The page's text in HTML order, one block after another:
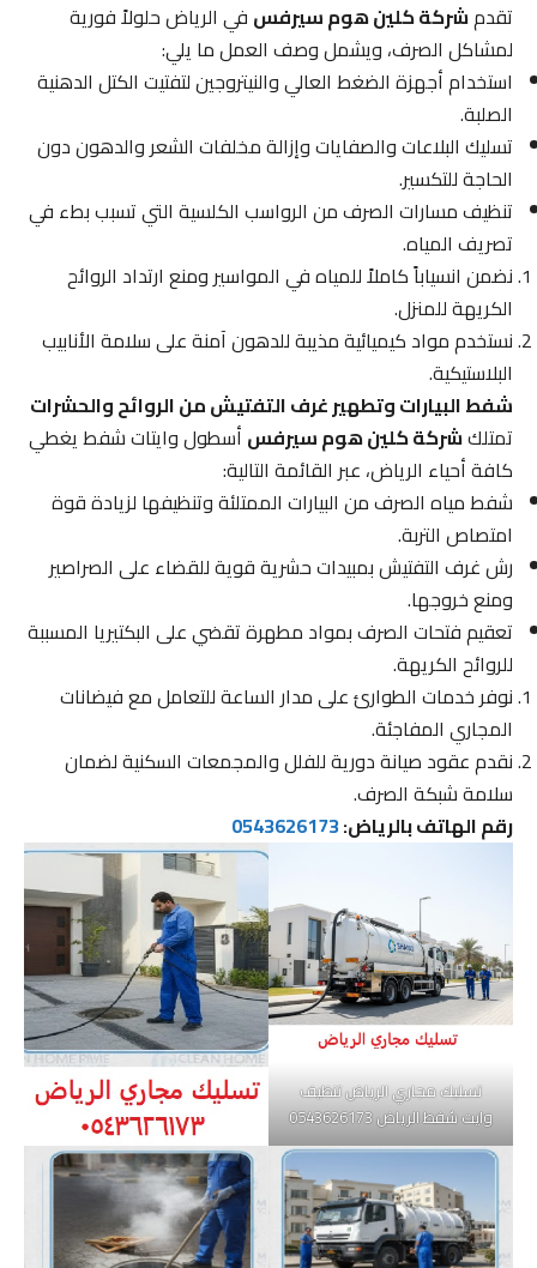
تقدمشركة كلين هوم سيرفسفي الرياض حلولاً فورية
لمشاكل الصرف، ويشمل وصف العمل ما يلي:
استخدام أجهزة الضغط العالي والنيتروجين لتفتيت الكتل الدهنية
الصلبة.
تسليك البلاعات والصفايات وإزالة مخلفات الشعر والدهون دون
الحاجة للتكسير.
تنظيف مسارات الصرف من الرواسب الكلسية التي تسبب بطء في
تصريف المياه.
نضمن انسياباً كاملاً للمياه في المواسير ومنع ارتداد الروائح
الكريهة للمنزل.
نستخدم مواد كيميائية مذيبة للدهون آمنة على سلامة الأنابيب
البلاستيكية.
شفط البيارات وتطهير غرف التفتيش من الروائح والحشرات
تمتلكشركة كلين هوم سيرفسأسطول وايتات شفط يغطي
كافة أحياء الرياض، عبر القائمة التالية:
شفط مياه الصرف من البيارات الممتلئة وتنظيفها لزيادة قوة
امتصاص التربة.
رش غرف التفتيش بمبيدات حشرية قوية للقضاء على الصراصير
ومنع خروجها.
تعقيم فتحات الصرف بمواد مطهرة تقضي على البكتيريا المسببة
للروائح الكريهة.
نوفر خدمات الطوارئ على مدار الساعة للتعامل مع فيضانات
المجاري المفاجئة.
نقدم عقود صيانة دورية للفلل والمجمعات السكنية لضمان
سلامة شبكة الصرف.
رقم الهاتف بالرياض:0543626173
تسليك مجاري الرياض تنظيف
وايت شفط الرياض 0543626173